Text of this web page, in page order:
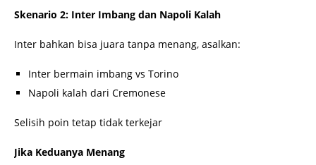
Skenario 2: Inter Imbang dan Napoli Kalah
Inter bahkan bisa juara tanpa menang, asalkan:
Inter bermain imbang vs Torino
Napoli kalah dari Cremonese
Selisih poin tetap tidak terkejar
Jika Keduanya Menang